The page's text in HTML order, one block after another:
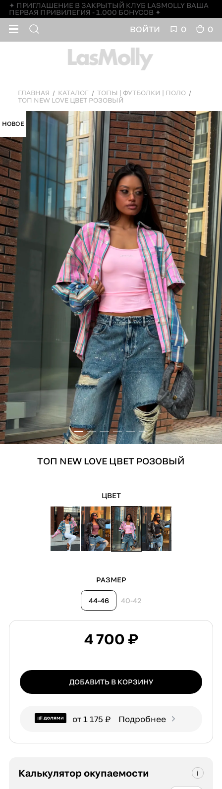
✦ ПРИГЛАШЕНИЕ В ЗАКРЫТЫЙ КЛУБ LASMOLLY ВАША
ПЕРВАЯ ПРИВИЛЕГИЯ - 1.000 БОНУСОВ ✦
ВОЙТИ 0 0
ГЛАВНАЯ КАТАЛОГ
ТОПЫ | ФУТБОЛКИ | ПОЛО
ТОП NEW LOVE ЦВЕТ РОЗОВЫЙ
НОВОЕ
ТОП NEW LOVE ЦВЕТ РОЗОВЫЙ
ЦВЕТ
РАЗМЕР
44-46 40-42
4 700 ₽
ДОБАВИТЬ В КОРЗИНУ
от 1 175 ₽ Подробнее
Калькулятор окупаемости